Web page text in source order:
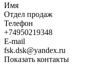
Имя
Отдел продаж
Телефон
+74950219348
E-mail
fsk.dsk@yandex.ru
Показать контакты